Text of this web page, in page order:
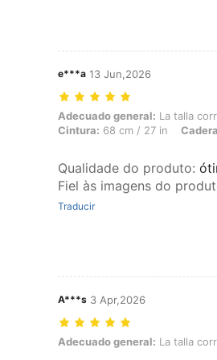
e***a 13 Jun,2026
Adecuado general: La talla
Adecuado general: La talla
Cintura: 68 cm / 27 in
Qualidade do produto:
Fiel às imagens do
Traducir
A***s 3 Apr,2026
Adecuado general: La talla
Adecuado general: La talla